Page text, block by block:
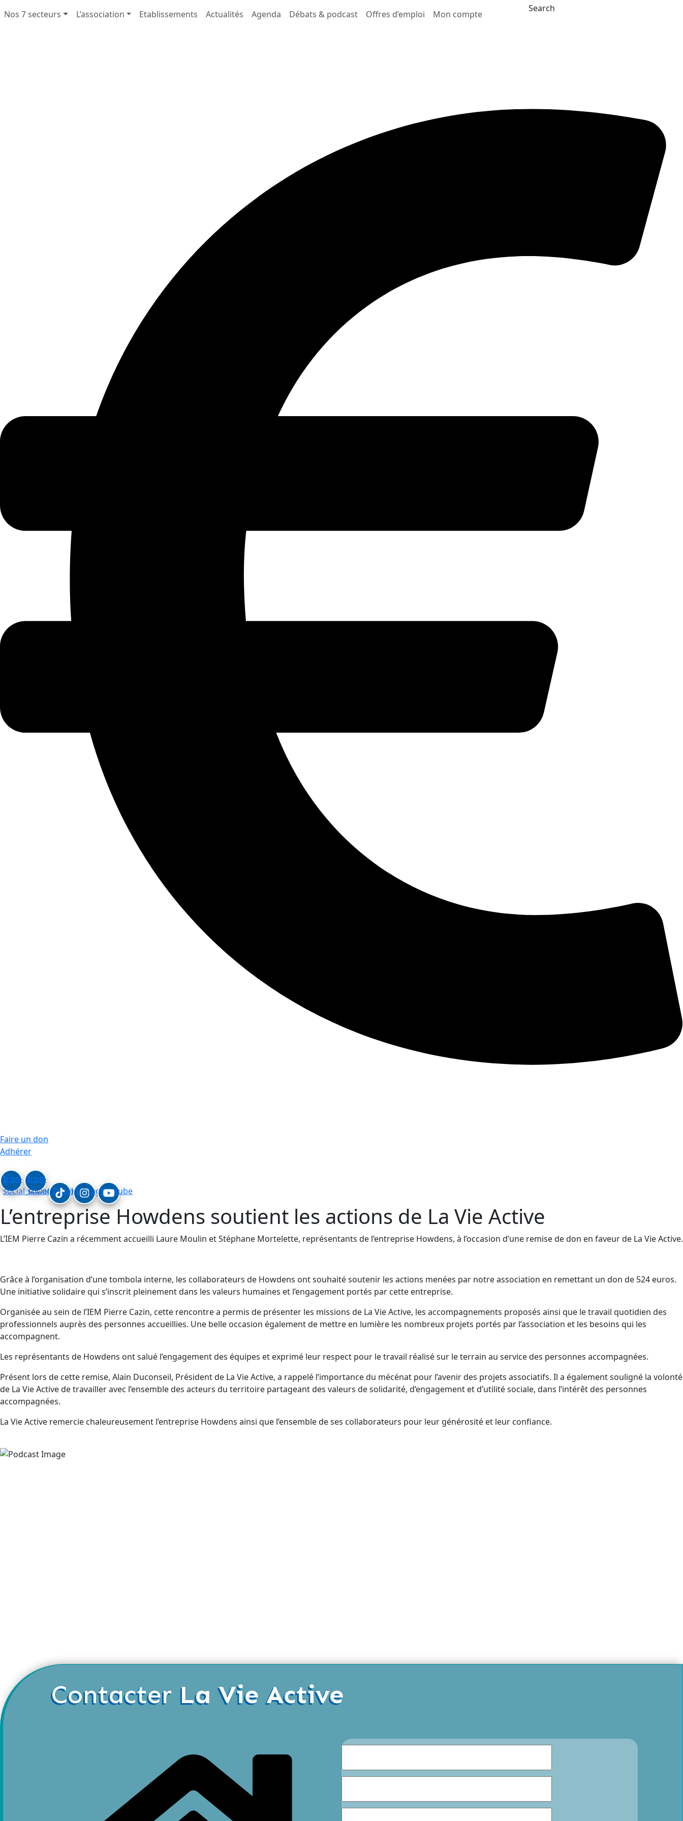
Nos 7 secteurs L’association Etablissements Actualités Agenda Débats & podcast Offres d’emploi Mon compte
Faire un don
Adhérer
Icon-
social_linkedin
Icon-
social_facebook
TiktokInstagramYoutube
Search
L’entreprise Howdens soutient les actions de La Vie Active
L’IEM Pierre Cazin a récemment accueilli Laure Moulin et Stéphane Mortelette, représentants de l’entreprise Howdens, à l’occasion d’une remise de don en faveur de La Vie Active.
Grâce à l’organisation d’une tombola interne, les collaborateurs de Howdens ont souhaité soutenir les actions menées par notre association en remettant un don de 524 euros.
Une initiative solidaire qui s’inscrit pleinement dans les valeurs humaines et l’engagement portés par cette entreprise.
Organisée au sein de l’IEM Pierre Cazin, cette rencontre a permis de présenter les missions de La Vie Active, les accompagnements proposés ainsi que le travail quotidien des
professionnels auprès des personnes accueillies. Une belle occasion également de mettre en lumière les nombreux projets portés par l’association et les besoins qui les
accompagnent.
Les représentants de Howdens ont salué l’engagement des équipes et exprimé leur respect pour le travail réalisé sur le terrain au service des personnes accompagnées.
Présent lors de cette remise, Alain Duconseil, Président de La Vie Active, a rappelé l’importance du mécénat pour l’avenir des projets associatifs. Il a également souligné la volonté
de La Vie Active de travailler avec l’ensemble des acteurs du territoire partageant des valeurs de solidarité, d’engagement et d’utilité sociale, dans l’intérêt des personnes
accompagnées.
La Vie Active remercie chaleureusement l’entreprise Howdens ainsi que l’ensemble de ses collaborateurs pour leur générosité et leur confiance.
Contacter La Vie Active